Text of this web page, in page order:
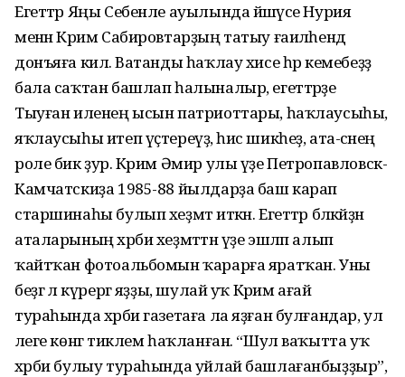
Егеттәр Яңы Себенле ауылында йәшәүсе Нурия
менән Кәрим Сабировтарҙың татыу ғаиләһендә
донъяға килә. Ватанды һаҡлау хисе һәр кемебеҙҙә
бала саҡтан башлап һалыналыр, егеттәрҙе
Тыуған иленең ысын патриоттары, һаҡлаусыһы,
яҡлаусыһы итеп үҫтереүҙә, һис шикһеҙ, ата-әсәнең
роле бик ҙур. Кәрим Әмир улы үҙе Петропавловск-
Камчатскиҙа 1985-88 йылдарҙа баш карап
старшинаһы булып хеҙмәт иткән. Егеттәр бәләкәйҙән
аталарының хәрби хеҙмәттән үҙе эшләп алып
ҡайтҡан фотоальбомын ҡарарға яратҡан. Уны
беҙгә лә күрергә яҙҙы, шулай уҡ Кәрим ағай
тураһында хәрби газетаға ла яҙған булғандар, ул
әлеге көнгә тиклем һаҡланған. “Шул ваҡытта уҡ
хәрби булыу тураһында уйлай башлағанбыҙҙыр”,